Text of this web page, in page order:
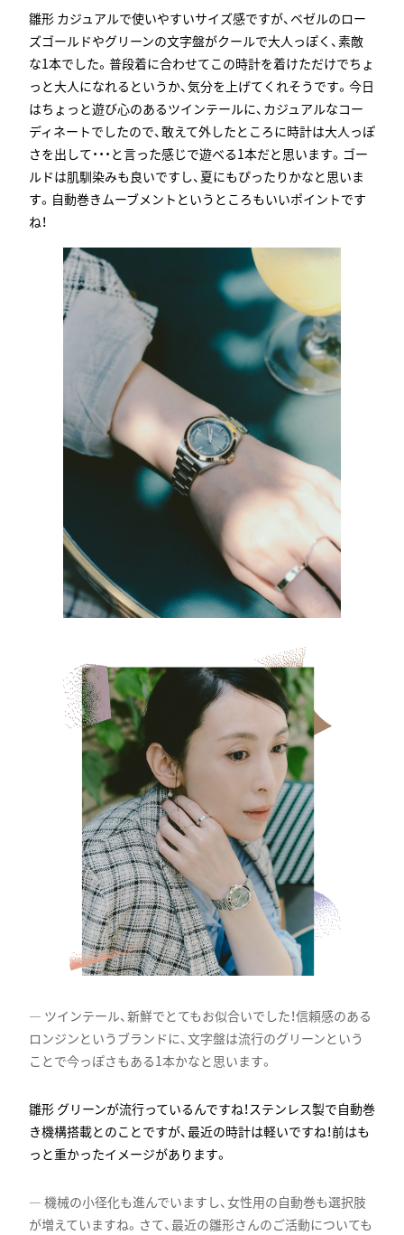
カジュアルで使いやすいサイズ感ですが、ベゼルのロー
ズゴールドやグリーンの文字盤がクールで大人っぽく、素敵
な1本でした。普段着に合わせてこの時計を着けただけでちょ
っと大人になれるというか、気分を上げてくれそうです。今日
はちょっと遊び心のあるツインテールに、カジュアルなコー
ディネートでしたので、敢えて外したところに時計は大人っぽ
さを出して・・・と言った感じで遊べる1本だと思います。ゴー
ルドは肌馴染みも良いですし、夏にもぴったりかなと思いま
す。自動巻きムーブメントというところもいいポイントです
ね！
ツインテール、新鮮でとてもお似合いでした！信頼感のある
ロンジンというブランドに、文字盤は流行のグリーンという
ことで今っぽさもある1本かなと思います。
グリーンが流行っているんですね！ステンレス製で自動巻
き機構搭載とのことですが、最近の時計は軽いですね！前はも
っと重かったイメージがあります。
機械の小径化も進んでいますし、女性用の自動巻も選択肢
が増えていますね。さて、最近の雛形さんのご活動についても